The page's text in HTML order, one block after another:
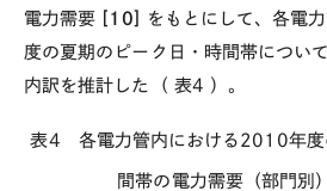
電力需要 [10]
をもとにして、各電
度の夏期のピーク日・時間帯につい
内訳を推計した（ 表4 ）。
表4 各電力管内における2010年度
間帯の電力需要（部門別